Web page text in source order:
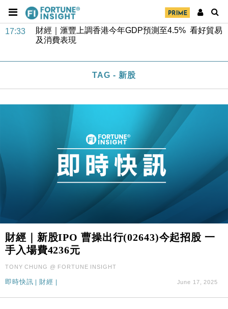
17:33
財經｜滙豐上調香港今年GDP預測至4.5% 看好貿易
及消費表現
16:47
本地｜假冒內地執法人員要求交「保證金」 43歲女子
損失近6900萬元
16:05
財經｜日經失守6.5萬點後回穩 全周仍升近2%
15:47
財經｜韓股反覆波動收跌 連挫7周創逾3年最長跌勢
財經｜內地7月美元計價出口增近24%勝預期 貿易順
差達1125億美元
財經｜日本春季三度入市撐日圓 4月單日斥6.28萬億
日圓干預創新高
國際｜特朗普料美伊戰事快結束 承認部分彈藥庫存緊
財經｜SA售股自救後再出手 斥4億美元押注未上市公
司
18:31
財經｜華僑銀行上半年淨利創新高 中期息增15%至
47仙
17:33
財經｜滙豐上調香港今年GDP預測至4.5% 看好貿易
損失近6900萬元
TAG - 新股
財經｜新股IPO 曹操出行(02643)今起招股 一
手入場費4236元
TONY CHUNG @ FORTUNE INSIGHT
即時快訊 財經 June 17, 2025